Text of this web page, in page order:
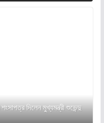
দিলেন মুখ্যমন্ত্রী শুভেন্দু